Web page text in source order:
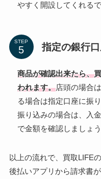
やすく開設してくれるで
STEP
指定の銀行
商品が確認出来たら、
われます。店頭の場合
る場合は指定口座に振
振り込みの場合は、入
で金額を確認しましょう
以上の流れで、買取LIFE
後払いアプリから請求書